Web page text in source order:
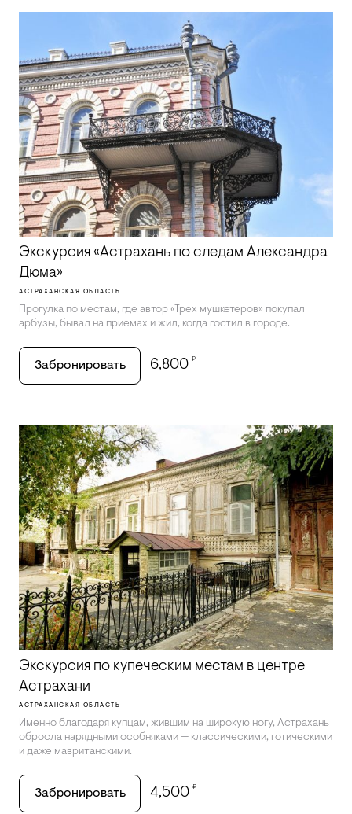
Экскурсия «Астрахань по следам Александра
Дюма»
АСТРАХАНСКАЯ ОБЛАСТЬ
Прогулка по местам, где автор «Трех мушкетеров» покупал
арбузы, бывал на приемах и жил, когда гостил в городе.
Забронировать 6,800 ₽
Экскурсия по купеческим местам в центре
Астрахани
АСТРАХАНСКАЯ ОБЛАСТЬ
Именно благодаря купцам, жившим на широкую ногу, Астрахань
обросла нарядными особняками — классическими, готическими
и даже мавританскими.
Забронировать 4,500 ₽